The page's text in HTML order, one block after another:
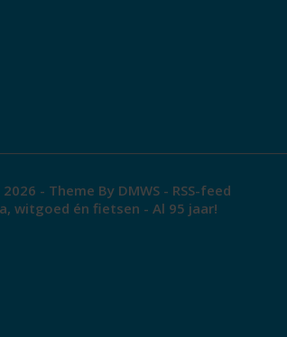
- Theme By DMWS - RSS-feed
witgoed én fietsen - Al 95 jaar!